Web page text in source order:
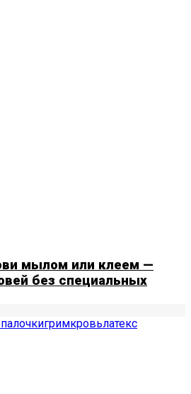
мылом или клеем —
без специальных
гримкровьлатекс